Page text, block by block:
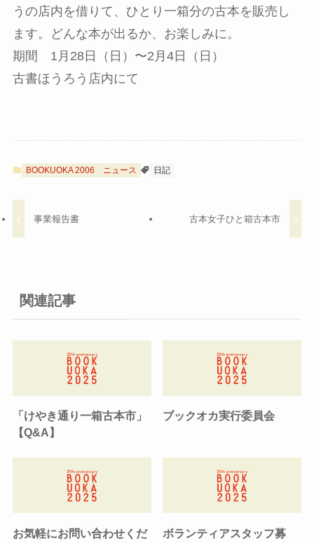
うの店内を借りて、ひとり一箱分の古本を販売し
ます。どんな本が出るか、お楽しみに。
期間 1月28日（日）〜2月4日（日）
古書ほうろう店内にて
BOOKUOKA 2006 ニュース 日記
事業報告書 古本女子ひと箱古本市
関連記事
「けやき通り一箱古本市」
【Q&A】
ブックオカ実行委員会
お気軽にお問い合わせくだ ボランティアスタッフ募